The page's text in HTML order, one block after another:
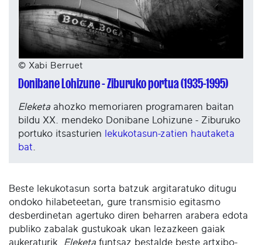
© Xabi Berruet
Donibane Lohizune - Ziburuko portua (1935-1995)
Eleketa ahozko memoriaren programaren baitan
bildu XX. mendeko Donibane Lohizune - Ziburuko
portuko itsasturien
lekukotasun-zatien hautaketa
bat
Beste lekukotasun sorta batzuk argitaratuko ditugu
ondoko hilabeteetan, gure transmisio egitasmo
desberdinetan agertuko diren beharren arabera edota
publiko zabalak gustukoak ukan lezazkeen gaiak
aukeraturik. Eleketa funtsaz bestalde beste artxibo-